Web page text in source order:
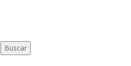
Buscar